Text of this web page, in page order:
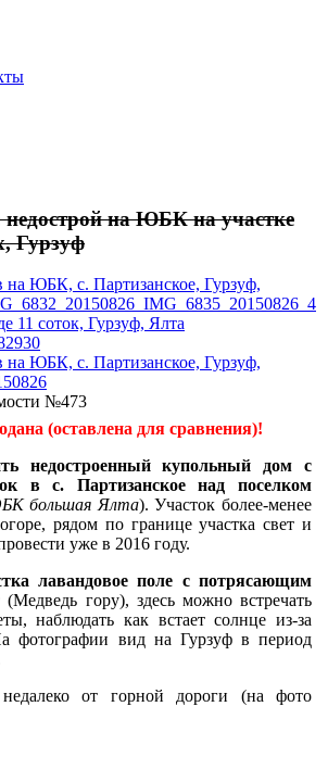
на ЮБК на участке
Гурзуф
№473
(оставлена для сравнения)!
недостроенный купольный дом с
в с. Партизанское над поселком
большая Ялта). Участок более-менее
рядом по границе участка свет и
уже в 2016 году.
лавандовое поле с потрясающим
(Медведь гору), здесь можно встречать
наблюдать как встает солнце из-за
фотографии вид на Гурзуф в период
от горной дороги (на фото